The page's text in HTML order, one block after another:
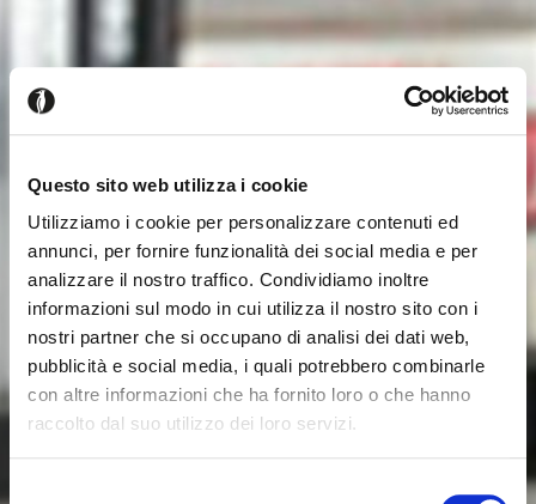
Questo sito web utilizza i cookie
Utilizziamo i cookie per personalizzare contenuti ed
annunci, per fornire funzionalità dei social media e per
analizzare il nostro traffico. Condividiamo inoltre
informazioni sul modo in cui utilizza il nostro sito con i
nostri partner che si occupano di analisi dei dati web,
pubblicità e social media, i quali potrebbero combinarle
con altre informazioni che ha fornito loro o che hanno
raccolto dal suo utilizzo dei loro servizi.
Es scheint, dass Sie aus einem Schliessen